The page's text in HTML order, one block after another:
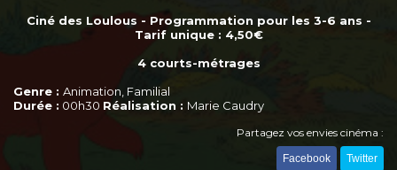
Ciné des Loulous - Programmation pour les 3-6 ans -
Tarif unique : 4,50€
4 courts-métrages
Genre : Animation, Familial
Durée : 00h30 Réalisation : Marie Caudry
Partagez vos envies cinéma :
Facebook Twitter